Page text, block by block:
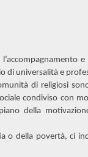
e
di universalità e
di religiosi
condiviso con
della
o della povertà, ci